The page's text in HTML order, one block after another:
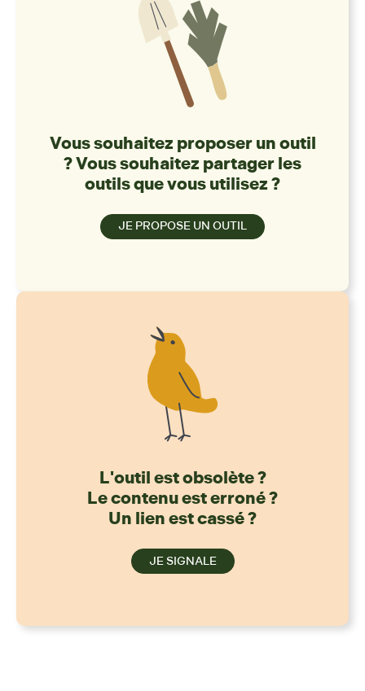
Vous souhaitez proposer un outil
? Vous souhaitez partager les
outils que vous utilisez ?
JE PROPOSE UN OUTIL
L'outil est obsolète ?
Le contenu est erroné ?
Un lien est cassé ?
JE SIGNALE